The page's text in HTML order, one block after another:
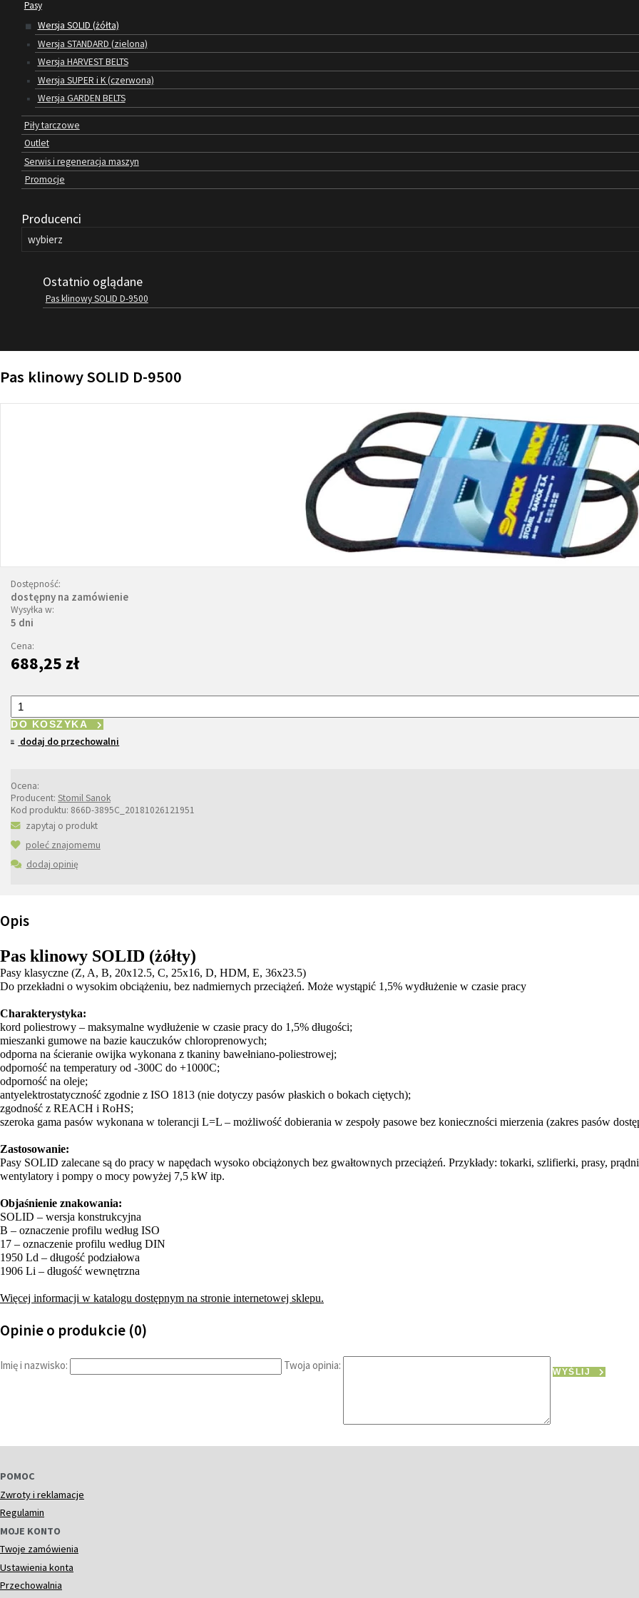
Pasy
Wersja SOLID (żółta)
Wersja STANDARD (zielona)
Wersja HARVEST BELTS
Wersja SUPER i K (czerwona)
Wersja GARDEN BELTS
Piły tarczowe
Outlet
Serwis i regeneracja maszyn
Promocje
Producenci
Ostatnio oglądane
Pas klinowy SOLID D-9500
Pas klinowy SOLID D-9500
Dostępność:
dostępny na zamówienie
Wysyłka w:
5 dni
Cena:
688,25 zł
DO KOSZYKA
dodaj do przechowalni
Ocena:
Producent: Stomil Sanok
Kod produktu: 866D-3895C_20181026121951
zapytaj o produkt
poleć znajomemu
dodaj opinię
Opis
Pas klinowy SOLID (żółty)
Pasy klasyczne (Z, A, B, 20x12.5, C, 25x16, D, HDM, E, 36x23.5)
Do przekładni o wysokim obciążeniu, bez nadmiernych przeciążeń. Może wystąpić 1,5% wydłużenie w czasie pracy
Charakterystyka:
kord poliestrowy – maksymalne wydłużenie w czasie pracy do 1,5% długości;
mieszanki gumowe na bazie kauczuków chloroprenowych;
odporna na ścieranie owijka wykonana z tkaniny bawełniano-poliestrowej;
odporność na temperatury od -300C do +1000C;
odporność na oleje;
antyelektrostatyczność zgodnie z ISO 1813 (nie dotyczy pasów płaskich o bokach ciętych);
zgodność z REACH i RoHS;
szeroka gama pasów wykonana w tolerancji L=L – możliwość dobierania w zespoły pasowe bez konieczności mierzenia (zakres pasów
Zastosowanie:
Pasy SOLID zalecane są do pracy w napędach wysoko obciążonych bez gwałtownych przeciążeń. Przykłady: tokarki, szlifierki, prasy,
wentylatory i pompy o mocy powyżej 7,5 kW itp.
Objaśnienie znakowania:
SOLID – wersja konstrukcyjna
B – oznaczenie profilu według ISO
17 – oznaczenie profilu według DIN
1950 Ld – długość podziałowa
1906 Li – długość wewnętrzna
Więcej informacji w katalogu dostępnym na stronie internetowej sklepu.
Opinie o produkcie (0)
Imię i nazwisko: Twoja opinia: WYŚLIJ
POMOC
Zwroty i reklamacje
Regulamin
MOJE KONTO
Twoje zamówienia
Ustawienia konta
Przechowalnia